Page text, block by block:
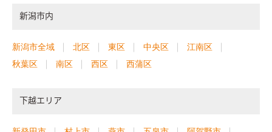
新潟市内
新潟市全域 北区 東区 中央区
江南区
秋葉区
南区 西区 西蒲区
下越エリア